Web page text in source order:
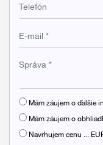
Mám záujem o ďalšie
Mám záujem o
Navrhujem cenu ...